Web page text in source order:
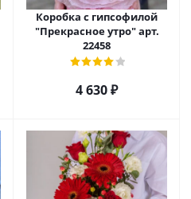
Коробка с гипсофилой
"Прекрасное утро" арт.
22458
4 630₽